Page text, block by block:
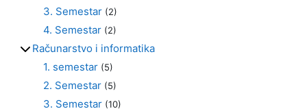
3. Semestar (2)
4. Semestar (2)
Računarstvo i informatika
1. semestar (5)
2. Semestar (5)
3. Semestar (10)